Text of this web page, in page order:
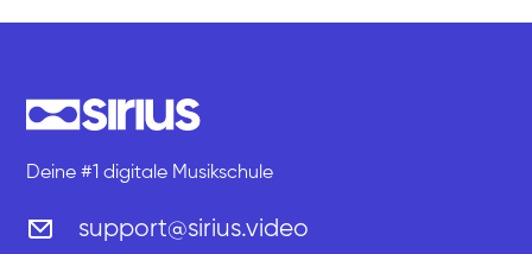
Deine #1 digitale Musikschule
support@sirius.video